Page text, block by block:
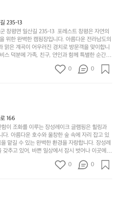
다.
그
럴
때
는
차
을
가
려
보
세
요.
고
다
니
고
싶
어
는
크
기,
무
게,
하
지
않
은
디
자
웃
도
어
의
경
무
좋
네
요
이
이
라
고
해
야
하
하는 이들에게 더욱 참조할 만한 장소가 됩니다.
활동을 즐기며 행복한 캠핑 경험을 쌓으실 수 있
보세요. 따뜻한 햇살과 함께하는 아침, 상징적인
고 고요한 밤하늘 아래에서 별을 바라보며 나누는
별하게 만들어 줄 것입니다.  인기 정도: ★★★★
235-13
창평면 일산길 235-13  포레스트 창평은 자연의
위한 완벽한 캠핑장입니다. 아름다운 전라남도의
맑은 계곡이 어우러진 경치로 방문객을 맞이합니
스 덕분에 가족, 친구, 연인과 함께 특별한 순간을
포레스트 창평은 주말마다 직접 재배한 신선한 농
낄 수 있는 자연의 맛을 경험할 수 있습니다. 또
합니다.  이곳은 자연과의 완벽한 조화를 이루며,
린이들은 안전하게 놀 수 있는 놀이시설이 마련
낼 수 있습니다. 주변의 다양한 관광지와 먹거
중 하나입니다.  또한, 캠핑장을 방문한 후 지속
상승하고 있습니다. 포레스트 창평은 단순한 캠
든 이들에게 꼭 한번 경험해봐야 할 장소로 자리
0 0
166
이 조화를 이루는 장성레이크 글램핑은 힐링과
. 아름다운 호수와 울창한 숲 속에 자리 잡고 있
맡길 수 있는 완벽한 환경을 자랑합니다. 장성레
추고 있어, 바쁜 일상에서 잠시 벗어나 이곳에
립된 텐트에서 제공되는 특별한 불멍 공간은 소중
는 소중한 시간을 만들어 줍니다. 또한, 주변의 자
를 좋아하는 분들에게는 매주 특별한 바비큐 파
양한 요리를 제공하여 미각을 만족시켜 줍니다.
고 품질의 시설 덕분에 최근 몇 년 사이에 특히
0 0